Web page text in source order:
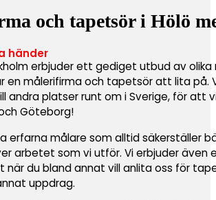
och tapetsör i Hölö
händer
erbjuder ett gediget utbud av
en målerifirma och tapetsör att lita på.
andra platser runt om i Sverige, för att
Göteborg!
erfarna målare som alltid säkerställer
arbetet som vi utför. Vi erbjuder även
när du bland annat vill anlita oss för
uppdrag.